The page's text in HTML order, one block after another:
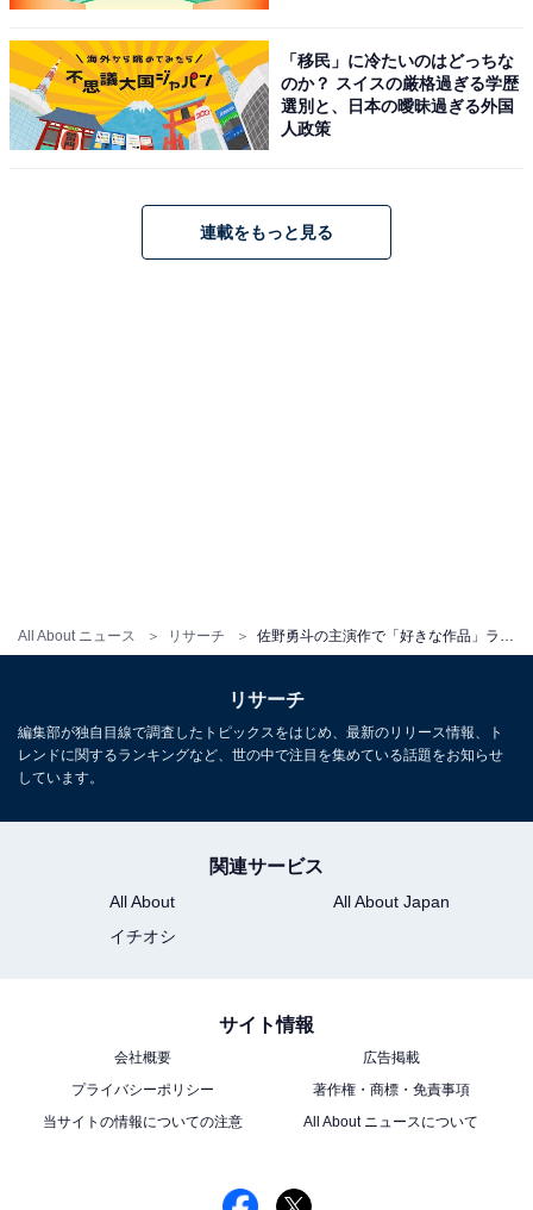
All About ニュース リサーチ
回答者からは、「佐野さんの歌声が力強くて、心に響き
ました」（40代女性／兵庫県）、「高校生バンドの雰囲
気がとても良かった」（60代女性／静岡県）、「青春の
切なさと温かさが伝わる、心に残る主演作だと思いま
す」（50代男性／青森県）などの意見が寄せられまし
「移民」に冷たいのはどっちな
のか？ スイスの厳格過ぎる学歴
選別と、日本の曖昧過ぎる外国
人政策
連載をもっと見る
リサーチ
編集部が独自目線で調査したトピックスをはじめ、最新のリリース情報、ト
レンドに関するランキングなど、世の中で注目を集めている話題をお知らせ
しています。
関連サービス
All About
All About Japan
イチオシ
サイト情報
会社概要
広告掲載
プライバシーポリシー
著作権・商標・免責事項
当サイトの情報についての注意
All About ニュースについて